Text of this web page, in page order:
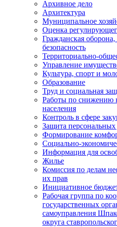
Архивное дело
Архитектура
Муниципальное
Оценка
Гражданская
безопасность
Территориально-
Управление
Культура, спорт и
Образование
Труд и социальная
Работы по снижению
населения
Контроль в сфере
Защита
Формирование
Социально-
Информация для
Жилье
Комиссия по делам
их прав
Инициативное
Рабочая группа по
государственных
самоуправления
округа